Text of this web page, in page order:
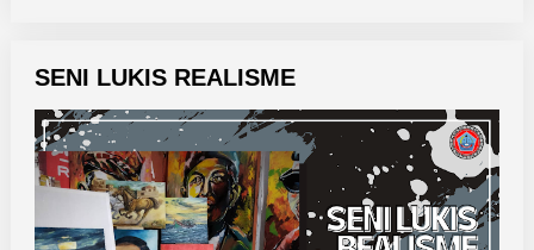
SENI LUKIS REALISME